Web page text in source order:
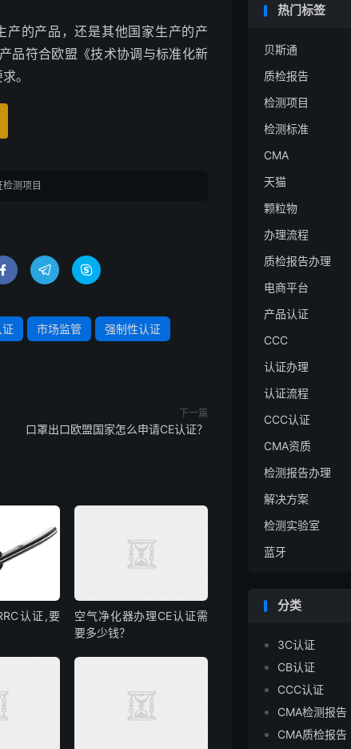
产的产品，还是其他国家生产的产
品符合欧盟《技术协调与标准化新
。
测项目
  
证 市场监管 强制性认证
下一篇
口罩出口欧盟国家怎么申请CE认证？
认证,要
空气净化器办理CE认证需
要多少钱？
热门标签
贝斯通
质检报告
检测项目
检测标准
CMA
天猫
颗粒物
办理流程
质检报告办理
电商平台
产品认证
CCC
认证办理
认证流程
CCC认证
CMA资质
检测报告办理
解决方案
检测实验室
蓝牙
分类
3C认证
CB认证
CCC认证
CMA检测报告
CMA质检报告